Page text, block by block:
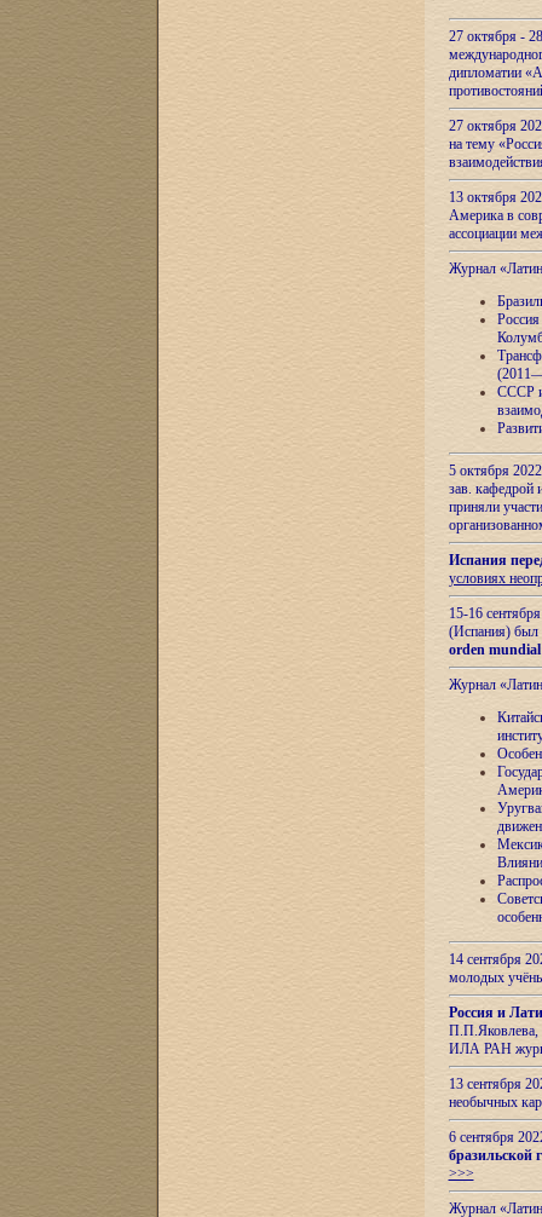
27 октября -
дипломатии
27 октября
на тему
13 октября
Америка в
ассоциации
Журнал
СССР и
5 октября
зав.
приняли
Испания
условиях
15-16
(Испания) был
orden
Журнал
14 сентября
молодых
Россия и
П.П.Яковлева,
ИЛА РАН
13 сентября
необычных
6 сентября
бразильской
>>>
Журнал